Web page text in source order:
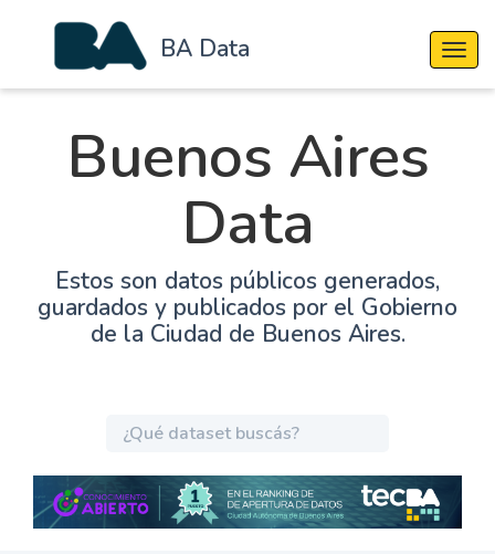
BA Data
Buenos Aires
Data
Estos son datos públicos generados,
guardados y publicados por el Gobierno
de la Ciudad de Buenos Aires.